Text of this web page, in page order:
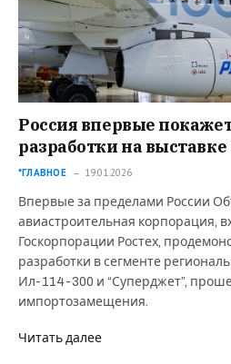
Россия впервые
разработки на
*ГЛАВНОЕ 19.01.2026
Впервые за пределами России
авиастроительная корпорация,
Госкорпорации Ростех,
разработки в сегменте
Ил-114-300 и “Суперджет”,
импортозамещения.
Читать далее